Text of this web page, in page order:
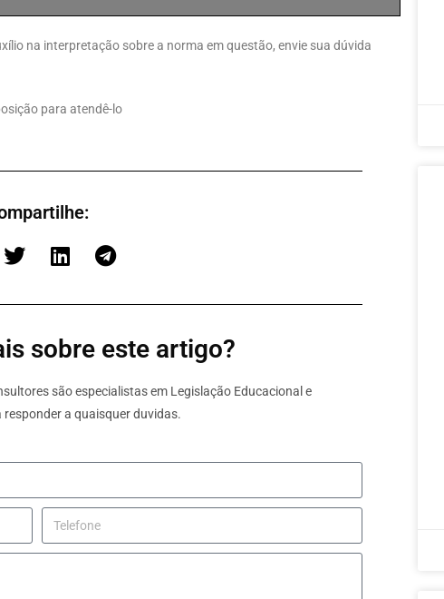
na interpretação sobre a norma em questão, envie sua dúvida
para atendê-lo
sobre este artigo?
são especialistas em Legislação Educacional e
a quaisquer duvidas.